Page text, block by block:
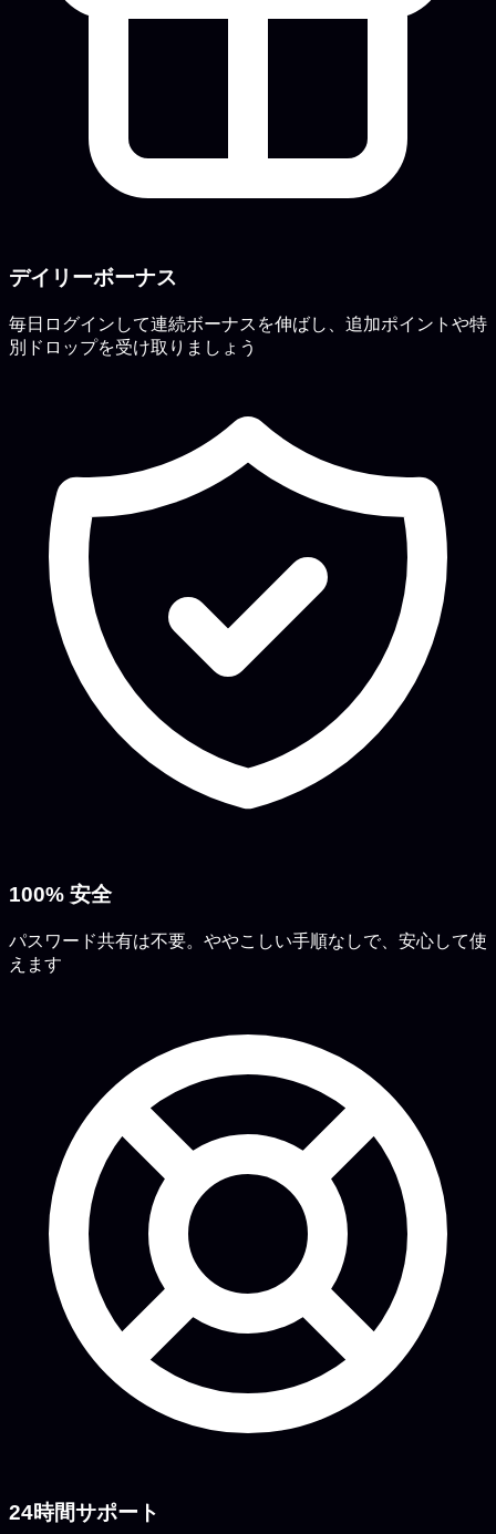
デイリーボーナス
毎日ログインして連続ボーナスを伸ばし、追加ポイントや特
別ドロップを受け取りましょう
100% 安全
パスワード共有は不要。ややこしい手順なしで、安心して使
えます
24時間サポート